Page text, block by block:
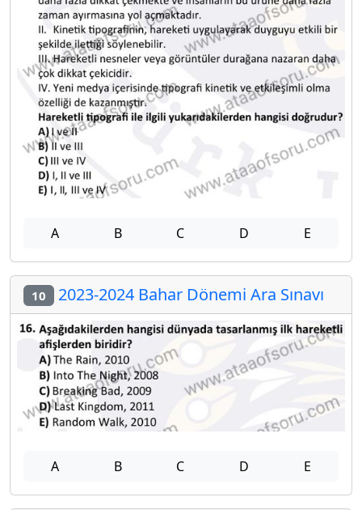
A B C D E
10 2023-2024 Bahar Dönemi Ara Sınavı
A B C D E